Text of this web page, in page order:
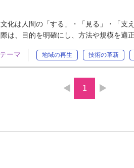
化は人間の「する」・「見る」・「支
は、目的を明確にし、方法や規模を適
ーマ 地域の再生 技術の革新
1